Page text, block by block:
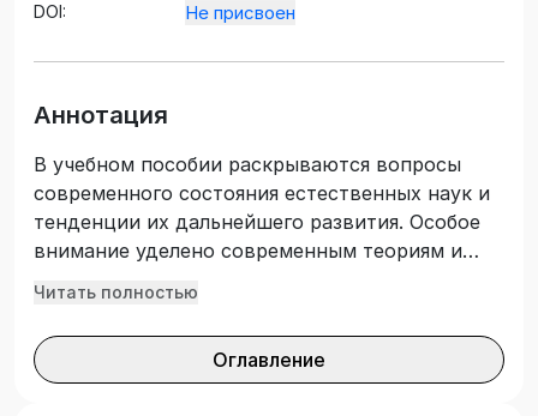
DOI:
Не присвоен
Аннотация
В учебном пособии раскрываются вопросы
современного состояния естественных наук и
тенденции их дальнейшего развития. Особое
внимание уделено современным теориям и
гипотезам представления материального мира
по учебной дисциплине «Концепции
современного естествознания». Подготовлено
Читать полностью
Оглавление